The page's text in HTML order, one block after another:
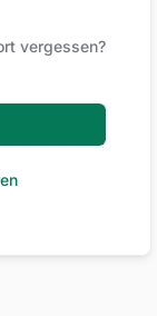
vergessen?